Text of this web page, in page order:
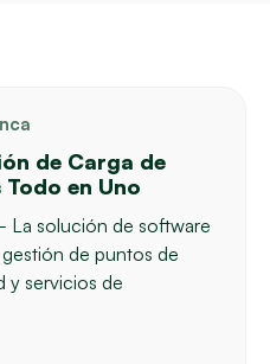
de Carga de
en Uno
La solución de software
de puntos de
y servicios de